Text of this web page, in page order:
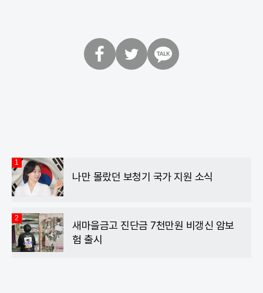
1
나만 몰랐던 보청기 국가 지원 소식
2
새마을금고 진단금 7천만원 비갱신 암보
험 출시